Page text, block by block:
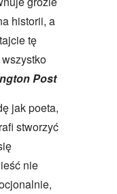
historii, a
tę
Post
jak poeta,
stworzyć
nie